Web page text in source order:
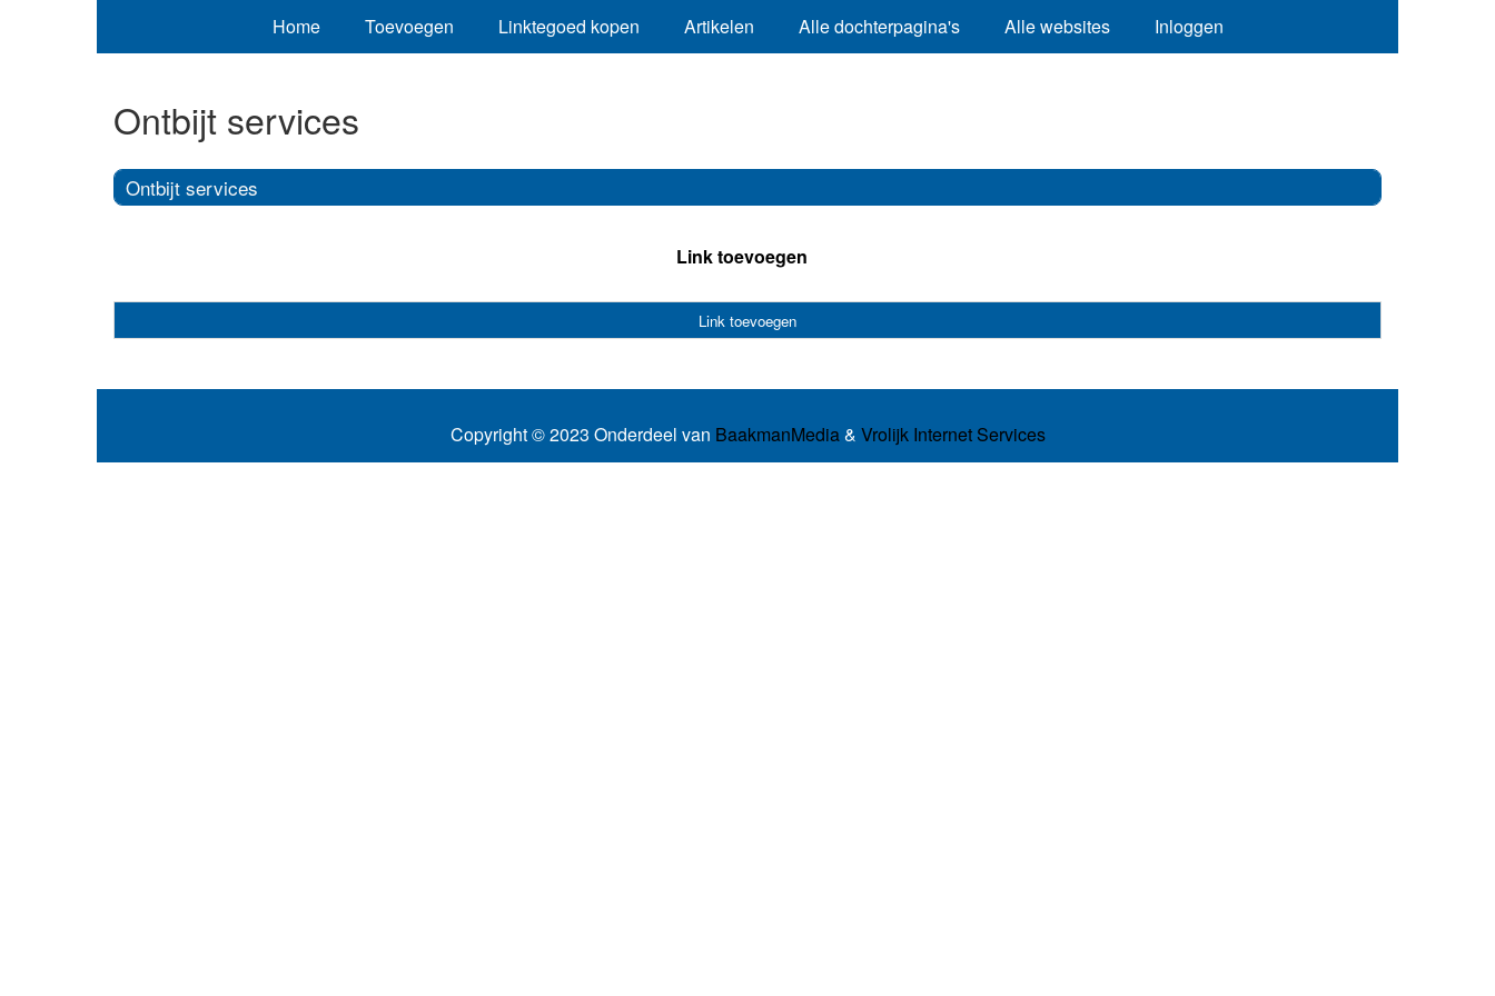
Home Toevoegen Linktegoed kopen Artikelen Alle dochterpagina's Alle websites Inloggen
Ontbijt services
Ontbijt services
Link toevoegen
Link toevoegen
Copyright © 2023 Onderdeel van BaakmanMedia& Vrolijk Internet Services